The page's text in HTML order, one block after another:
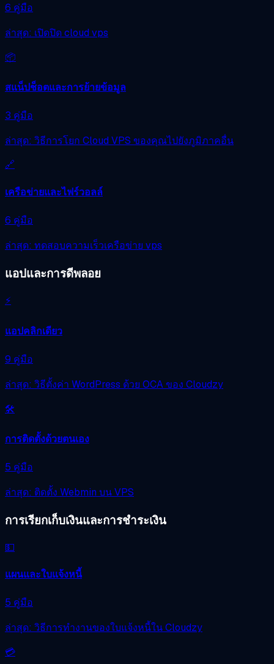
6 คู่มือ
ล่าสุด: เปิดปิด cloud vps
📦
สแน็ปช็อตและการย้ายข้อมูล
3 คู่มือ
ล่าสุด: วิธีการโยก Cloud VPS ของคุณไปยังภูมิภาคอื่น
🔗
เครือข่ายและไฟร์วอลล์
6 คู่มือ
ล่าสุด: ทดสอบความเร็วเครือข่าย vps
แอปและการดีพลอย
⚡
แอปคลิกเดียว
9 คู่มือ
ล่าสุด: วิธีตั้งค่า WordPress ด้วย OCA ของ Cloudzy
🛠️
การติดตั้งด้วยตนเอง
5 คู่มือ
ล่าสุด: ติดตั้ง Webmin บน VPS
การเรียกเก็บเงินและการชำระเงิน
💵
แผนและใบแจ้งหนี้
5 คู่มือ
ล่าสุด: วิธีการทำงานของใบแจ้งหนี้ใน Cloudzy
💳